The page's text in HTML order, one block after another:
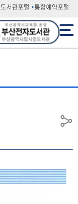
도서관포털 통합예약포털
전체메뉴
공